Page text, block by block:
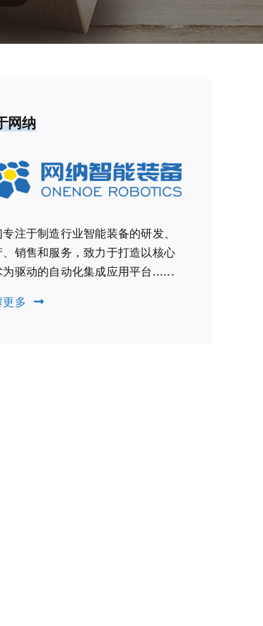
网纳
注于制造行业智能装备的研发、
、销售和服务，致力于打造以核心
为驱动的自动化集成应用平台......
更多